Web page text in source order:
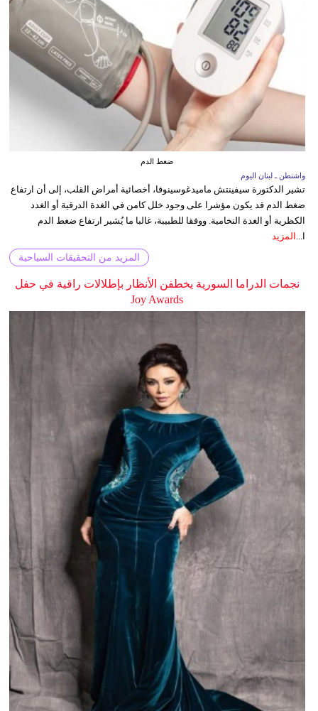
ضغط الدم
واشنطن ـ لبنان اليوم
تشير الدكتورة سيفينتش ماميدغوسينوفا، أخصائية أمراض القلب، إلى أن ارتفاع
ضغط الدم قد يكون مؤشرا على وجود خلل كامن في الغدة الدرقية أو الغدد
الكظرية أو الغدة النخامية. ووفقا للطبيبة، غالبا ما يُشير ارتفاع ضغط الدم
ا...
المزيد
المزيد من التحقيقات السياحية
نجمات الدراما السورية يخطفن الأنظار بإطلالات راقية في حفل
Joy Awards